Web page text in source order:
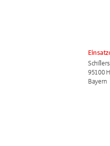
95100
Bayern